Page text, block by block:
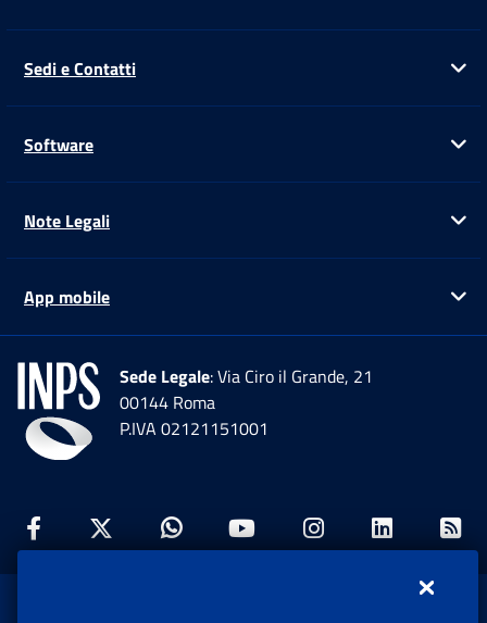
Sedi e Contatti
Software
Note Legali
App mobile
Sede Legale: Via Ciro il Grande, 21
00144 Roma
P.IVA 02121151001
Facebook: Apre una nuova finestra
Twitter: Apre una nuova finestra
Whatsapp: Apre una nuova
Youtube: Apre una
Instagram: